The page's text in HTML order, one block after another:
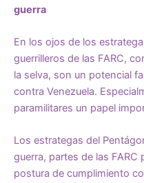
guerra
En los ojos de los
guerrilleros de las FARC,
la selva, son un potencial
contra Venezuela.
paramilitares un papel
Los estrategas del
guerra, partes de las
postura de cumplimiento